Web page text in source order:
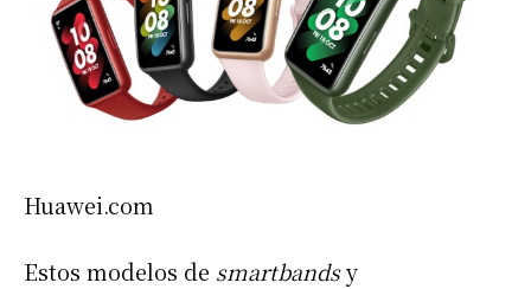
Huawei.com
Estos modelos de smartbandsy